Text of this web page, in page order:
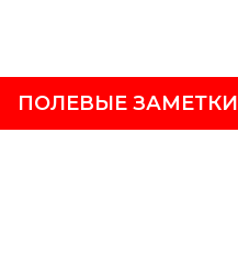
ПОЛЕВЫЕ ЗАМЕТКИ